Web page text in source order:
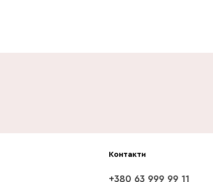
Контакти
+380 63 999 99 11